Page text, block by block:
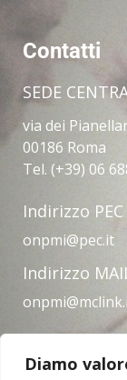
Diamo
Contatti
SEDE
via dei
00186 Roma
Tel. (+39) 06
Indirizzo PEC
onpmi@pec.it
Indirizzo